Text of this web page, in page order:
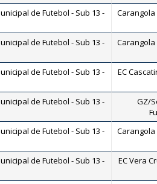
de Futebol - Sub 13 -
Carangola
de Futebol - Sub 13 -
Carangola
de Futebol - Sub 13 -
EC
de Futebol - Sub 13 -
GZ/
de Futebol - Sub 13 -
Carangola
de Futebol - Sub 13 -
EC Vera